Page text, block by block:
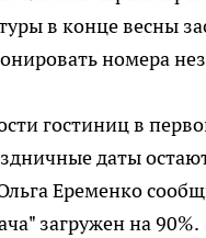
в конце весны
номера
гостиниц в
даты
Еременко
загружен на 90%.